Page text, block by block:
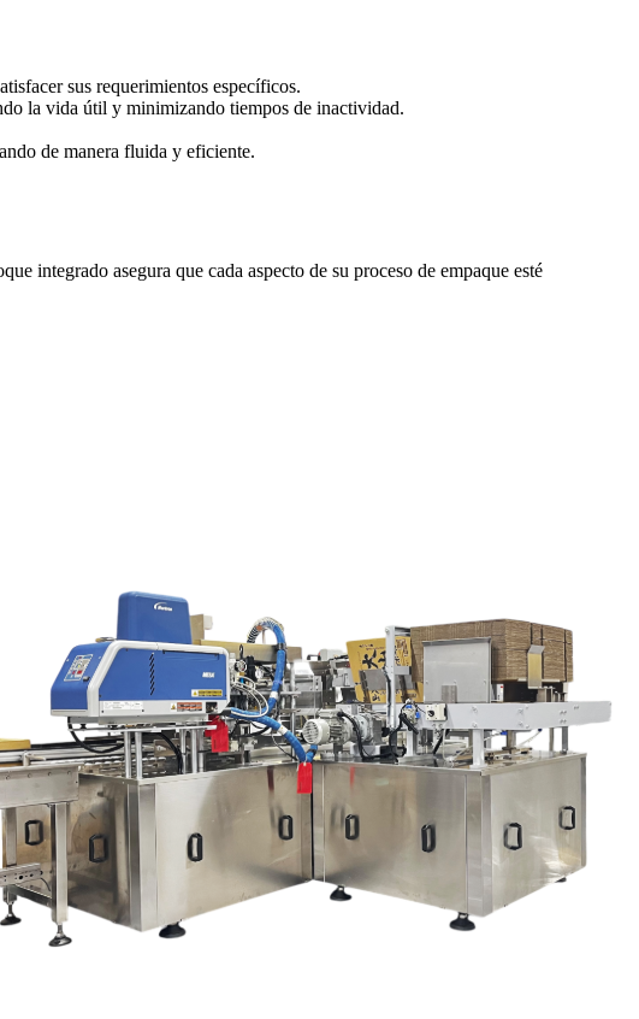
sus requerimientos específicos.
la vida útil y minimizando tiempos de inactividad.
de manera fluida y eficiente.
integrado asegura que cada aspecto de su proceso de empaque esté